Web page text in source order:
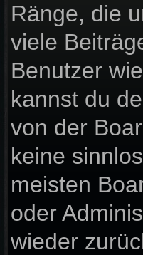
Ränge, die
viele
Benutzer
kannst du
von der
keine
meisten
oder
wieder